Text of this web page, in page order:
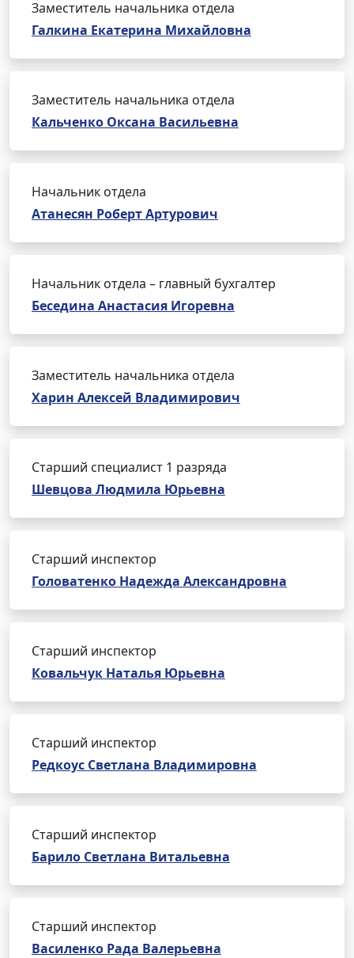
Заместитель начальника отдела
Галкина Екатерина Михайловна
Заместитель начальника отдела
Кальченко Оксана Васильевна
Начальник отдела
Атанесян Роберт Артурович
Начальник отдела – главный бухгалтер
Беседина Анастасия Игоревна
Заместитель начальника отдела
Харин Алексей Владимирович
Старший специалист 1 разряда
Шевцова Людмила Юрьевна
Старший инспектор
Головатенко Надежда Александровна
Старший инспектор
Ковальчук Наталья Юрьевна
Старший инспектор
Редкоус Светлана Владимировна
Старший инспектор
Барило Светлана Витальевна
Старший инспектор
Василенко Рада Валерьевна